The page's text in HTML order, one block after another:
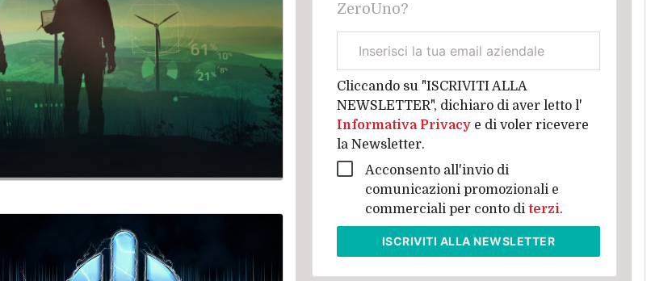
ZeroUno?
aziendale
Cliccando su "ISCRIVITI ALLA
NEWSLETTER", dichiaro di aver letto l'
Informativa Privacy e di voler ricevere
la Newsletter.
Acconsento all'invio di
comunicazioni promozionali e
commerciali per conto di terzi.
ISCRIVITI ALLA NEWSLETTER